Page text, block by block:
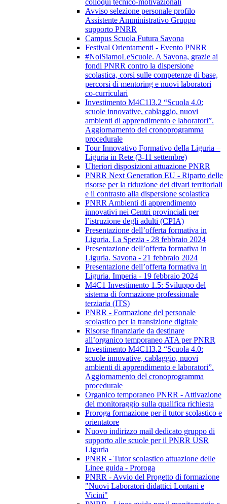
colloqui tecnico-motivazionali
Avviso selezione personale profilo
Assistente Amministrativo Gruppo
supporto PNRR
Campus Scuola Futura Savona
Festival Orientamenti - Evento PNRR
#NoiSiamoLeScuole. A Savona, grazie ai
fondi PNRR contro la dispersione
scolastica, corsi sulle competenze di base,
percorsi di mentoring e nuovi laboratori
co-curriculari
Investimento M4C1I3.2 “Scuola 4.0:
scuole innovative, cablaggio, nuovi
ambienti di apprendimento e laboratori”.
Aggiornamento del cronoprogramma
procedurale
Tour Innovativo Formativo della Liguria –
Liguria in Rete (3-11 settembre)
Ulteriori disposizioni attuazione PNRR
PNRR Next Generation EU - Riparto delle
risorse per la riduzione dei divari territoriali
e il contrasto alla dispersione scolastica
PNRR Ambienti di apprendimento
innovativi nei Centri provinciali per
l’istruzione degli adulti (CPIA)
Presentazione dell’offerta formativa in
Liguria. La Spezia - 28 febbraio 2024
Presentazione dell’offerta formativa in
Liguria. Savona - 21 febbraio 2024
Presentazione dell’offerta formativa in
Liguria. Imperia - 19 febbraio 2024
M4C1 Investimento 1.5: Sviluppo del
sistema di formazione professionale
terziaria (ITS)
PNRR - Formazione del personale
scolastico per la transizione digitale
Risorse finanziarie da destinare
all’organico temporaneo ATA per PNRR
Investimento M4C1I3.2 “Scuola 4.0:
scuole innovative, cablaggio, nuovi
ambienti di apprendimento e laboratori”.
Aggiornamento del cronoprogramma
procedurale
Organico temporaneo PNRR - Attivazione
del monitoraggio sulla qualifica richiesta
Proroga formazione per il tutor scolastico e
orientatore
Nuovo indirizzo mail dedicato gruppo di
supporto alle scuole per il PNRR USR
Liguria
PNRR - Tutor scolastico attuazione delle
Linee guida - Proroga
PNRR - Avvio del Progetto di formazione
"Nuovi Laboratori didattici Lontani e
Vicini"